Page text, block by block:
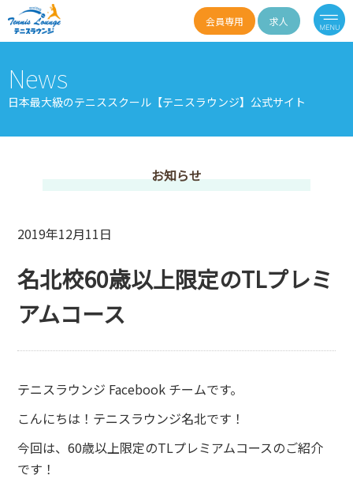
会員専用 求人
News
日本最大級のテニススクール【テニスラウンジ】公式サイト
お知らせ
2019年12月11日
名北校60歳以上限定のTLプレミ
アムコース
テニスラウンジ Facebook チームです。
こんにちは！テニスラウンジ名北です！
今回は、60歳以上限定のTLプレミアムコースのご紹介
です！